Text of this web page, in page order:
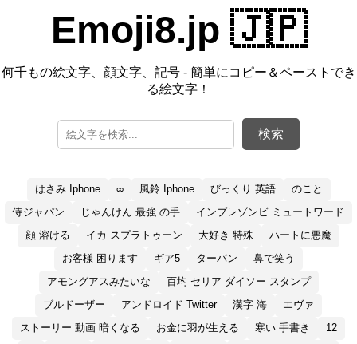
Emoji8.jp 🇯🇵
何千もの絵文字、顔文字、記号 - 簡単にコピー＆ペーストでき
る絵文字！
検索
はさみ Iphone ∞ 風鈴 Iphone びっくり 英語
のこと
侍ジャパン
じゃんけん 最強 の手
インプレゾンビ ミュートワード
顔 溶ける
イカ スプラトゥーン 大好き 特殊
ハートに悪魔
お客様 困ります
ギア5 ターバン
鼻で笑う
アモングアスみたいな
百均 セリア ダイソー スタンプ
ブルドーザー
アンドロイド Twitter 漢字 海
エヴァ
ストーリー 動画 暗くなる
お金に羽が生える 寒い 手書き
12